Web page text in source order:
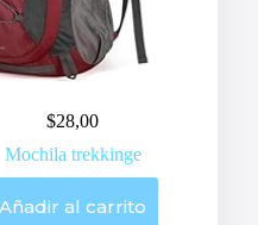
$28,00
Mochila trekkinge
Añadir al carrito